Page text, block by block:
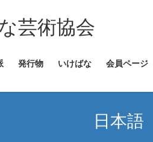
芸術協会
発行物 いけばな 会員ページ
日本語